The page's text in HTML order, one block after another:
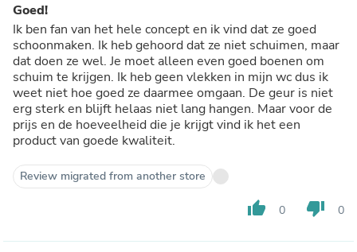
Goed!
Ik ben fan van het hele concept en ik vind dat ze goed
schoonmaken. Ik heb gehoord dat ze niet schuimen, maar
dat doen ze wel. Je moet alleen even goed boenen om
schuim te krijgen. Ik heb geen vlekken in mijn wc dus ik
weet niet hoe goed ze daarmee omgaan. De geur is niet
erg sterk en blijft helaas niet lang hangen. Maar voor de
prijs en de hoeveelheid die je krijgt vind ik het een
product van goede kwaliteit.
Review migrated from another store
thumb_up 0 thumb_down 0